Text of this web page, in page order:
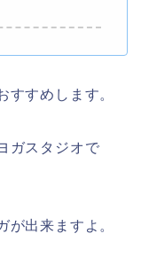
すすめします。
ガスタジオで
が出来ますよ。